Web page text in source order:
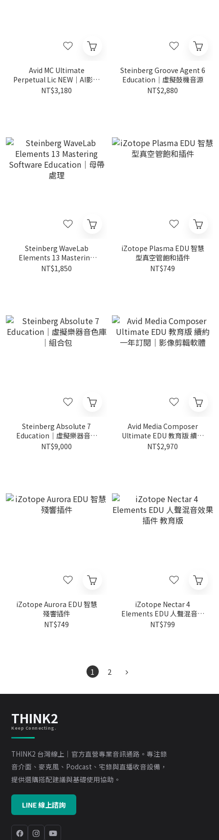
Avid MC Ultimate
Perpetual Lic NEW｜AI影片
剪輯軟體｜升級版
NT$3,180
Steinberg Groove Agent 6
Education｜虛擬鼓機音源
NT$2,880
Steinberg WaveLab
Elements 13 Mastering
Software Education｜母帶
NT$1,850
iZotope Plasma EDU 智慧
型真空管飽和插件
NT$749
Steinberg Absolute 7
Education｜虛擬樂器音色
庫｜組合包
NT$9,000
Avid Media Composer
Ultimate EDU 教育版 續約
一年訂閱｜影像剪輯軟體
NT$2,970
iZotope Aurora EDU 智慧
殘響插件
NT$749
iZotope Nectar 4
Elements EDU 人聲混音效
果插件 教育版
NT$799
1 2
THINK2
Keep Connecting.
THINK2 台灣線上｜官方直營專業音訊通路。專注錄
音介面、麥克風、Podcast、宅錄與直播收音設備，
提供選購搭配建議與基礎使用協助。
LINE 線上諮詢